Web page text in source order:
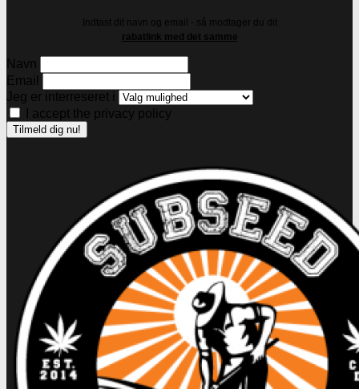
Indtast dit navn og email - så modtager du dit
rabatlink med det samme
Navn
Email
Jeg er interreseret i
I accept the privacy policy